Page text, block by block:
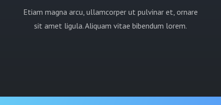
Etiam magna arcu, ullamcorper ut pulvinar et, ornare
sit amet ligula. Aliquam vitae bibendum lorem.